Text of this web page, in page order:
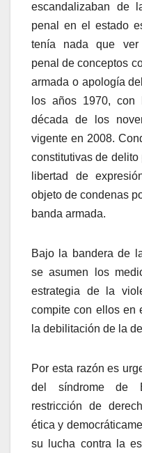
escandalizaban de
penal en el estado
tení­a nada que ver
penal de conceptos
armada o apologí­a
los años 1970,
década de los
vigente en 2008.
constitutivas de delito
libertad de
objeto de condenas
banda armada.
Bajo la bandera de
se asumen los
estrategia de la
compite con ellos en
la debilitación de la
Por esta razón es
del sí­ndrome de
restricción de
ética y
su lucha contra la